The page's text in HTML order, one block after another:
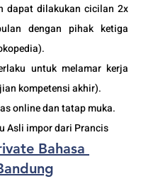
dapat dilakukan cicilan 2x
dengan pihak ketiga
untuk melamar kerja
kompetensi akhir).
online dan tatap muka.
Asli impor dari Prancis
Bahasa